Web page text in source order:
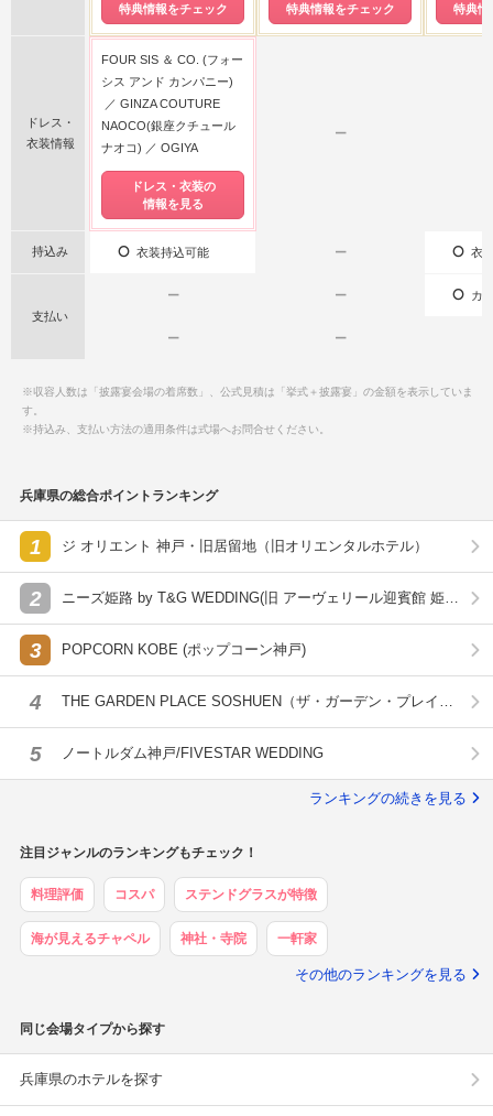
特典情報をチェック
特典情報をチェック
特典情
ドレス・
衣装情報
FOUR SIS ＆ CO. (フォー
シス アンド カンパニー)
GINZA COUTURE
NAOCO(銀座クチュール
ナオコ)
OGIYA
ドレス・衣装の
情報を見る
ー
持込み 衣装持込可能 ー 衣
支払い
ー ー カ
ー ー
※収容人数は「披露宴会場の着席数」、公式見積は「挙式＋披露宴」の金額を表示していま
す。
※持込み、支払い方法の適用条件は式場へお問合せください。
兵庫県の総合ポイントランキング
1 ジ オリエント 神戸・旧居留地（旧オリエンタルホテル）
2
ニーズ姫路 by T&G WEDDING(旧 アーヴェリール迎賓館 姫
3 POPCORN KOBE (ポップコーン神戸)
4
THE GARDEN PLACE SOSHUEN（ザ・ガーデン・プレイス
5 ノートルダム神戸/FIVESTAR WEDDING
ランキングの続きを見る
注目ジャンルのランキングもチェック！
料理評価 コスパ ステンドグラスが特徴
海が見えるチャペル 神社・寺院 一軒家
その他のランキングを見る
同じ会場タイプから探す
兵庫県のホテルを探す